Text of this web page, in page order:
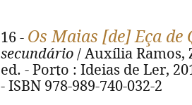
16 - Os Maias [de] Eça de
secundário / Auxília Ramos,
ed. - Porto : Ideias de Ler,
- ISBN 978-989-740-032-2